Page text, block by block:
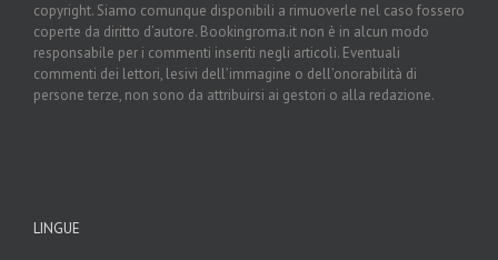
copyright. Siamo comunque disponibili a rimuoverle nel caso fossero
coperte da diritto d’autore. Bookingroma.it non è in alcun modo
responsabile per i commenti inseriti negli articoli. Eventuali
commenti dei lettori, lesivi dell’immagine o dell’onorabilità di
persone terze, non sono da attribuirsi ai gestori o alla redazione.
LINGUE